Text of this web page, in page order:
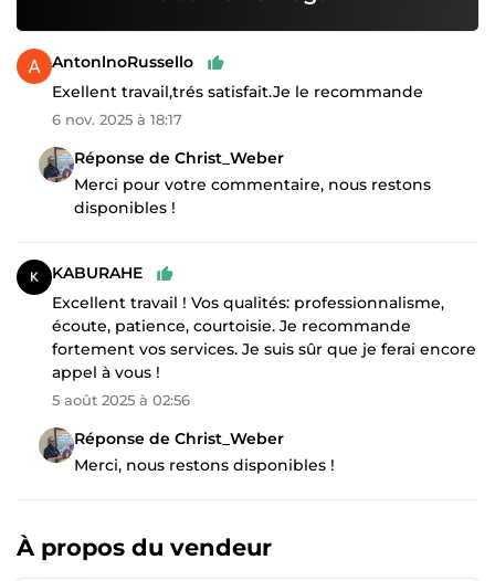
AntonlnoRussello
Exellent travail,trés satisfait.Je le recommande
6 nov. 2025 à 18:17
Réponse de Christ_Weber
Merci pour votre commentaire, nous restons
disponibles !
KABURAHE
Excellent travail ! Vos qualités: professionnalisme,
écoute, patience, courtoisie. Je recommande
fortement vos services. Je suis sûr que je ferai encore
appel à vous !
5 août 2025 à 02:56
Réponse de Christ_Weber
Merci, nous restons disponibles !
À propos du vendeur